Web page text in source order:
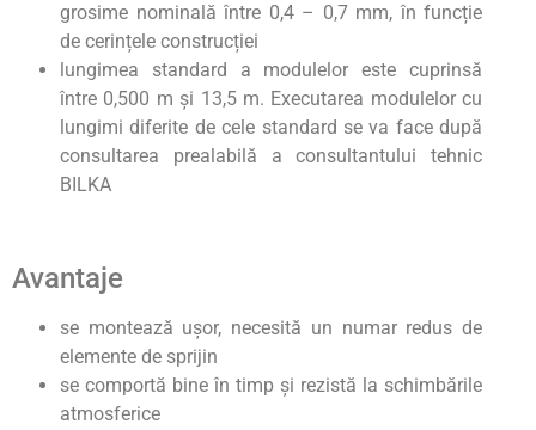
grosime nominală între 0,4 – 0,7 mm, în funcție
de cerințele construcției
lungimea standard a modulelor este cuprinsă
între 0,500 m și 13,5 m. Executarea modulelor cu
lungimi diferite de cele standard se va face după
consultarea prealabilă a consultantului tehnic
BILKA
Avantaje
se montează ușor, necesită un numar redus de
elemente de sprijin
se comportă bine în timp și rezistă la schimbările
atmosferice